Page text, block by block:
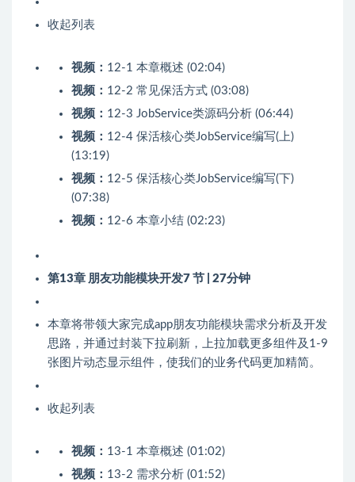
收起列表
视频： 12-1 本章概述 (02:04)
视频： 12-2 常见保活方式 (03:08)
视频： 12-3 JobService类源码分析 (06:44)
视频： 12-4 保活核心类JobService编写(上)
(13:19)
视频： 12-5 保活核心类JobService编写(下)
(07:38)
视频： 12-6 本章小结 (02:23)
第13章 朋友功能模块开发7 节 | 27分钟
本章将带领大家完成app朋友功能模块需求分析及开发
思路，并通过封装下拉刷新，上拉加载更多组件及1-9
张图片动态显示组件，使我们的业务代码更加精简。
收起列表
视频： 13-1 本章概述 (01:02)
视频： 13-2 需求分析 (01:52)